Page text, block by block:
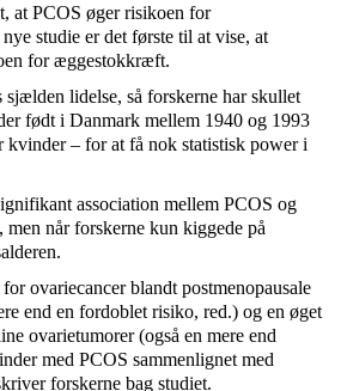
at PCOS øger risikoen for
studie er det første til at vise, at
for æggestokkræft.
lidelse, så forskerne har skullet
født i Danmark mellem 1940 og 1993
– for at få nok statistisk power i
association mellem PCOS og
når forskerne kun kiggede på
ovariecancer blandt postmenopausale
end en fordoblet risiko, red.) og en øget
ovarietumorer (også en mere end
med PCOS sammenlignet med
forskerne bag studiet.